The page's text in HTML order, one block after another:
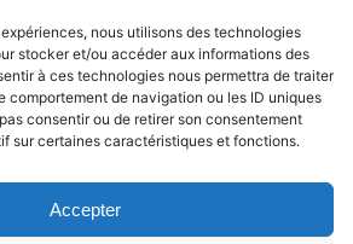
nous utilisons des technologies
stocker et/ou accéder aux informations des
à ces technologies nous permettra de traiter
comportement de navigation ou les ID uniques
consentir ou de retirer son consentement
sur certaines caractéristiques et fonctions.
Accepter
Mentions Légales
de confidentialité & Cookies